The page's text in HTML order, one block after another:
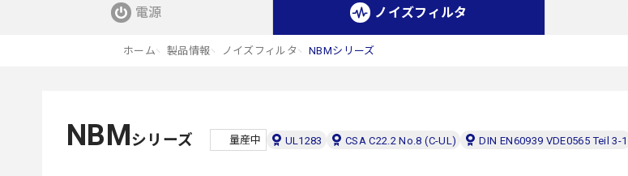
電源 ノイズフィルタ
ホーム 製品情報 ノイズフィルタ NBMシリーズ
NBMシリーズ 量産中 UL1283 CSA C22.2 No.8 (C-UL) DIN EN60939 VDE0565 Teil 3-1